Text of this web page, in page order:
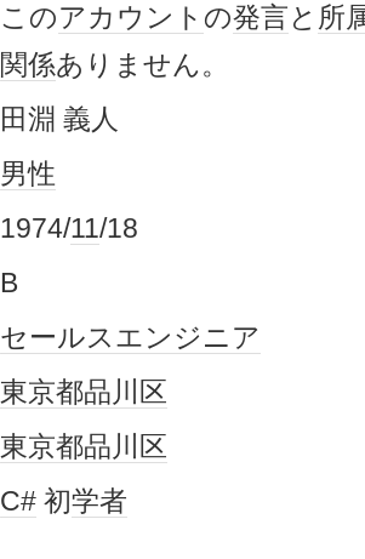
このアカウント の発言と 所
関係ありません。
田淵 義人
男性
1974/11/18
B
セールスエンジニア
東京都品川区
東京都品川区
C# 初学者